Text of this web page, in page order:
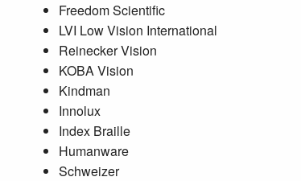
Freedom Scientific
LVI Low Vision International
Reinecker Vision
KOBA Vision
Kindman
Innolux
Index Braille
Humanware
Schweizer